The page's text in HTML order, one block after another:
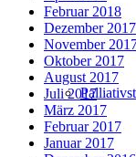
Februar 2018
Dezember 2017
November
Oktober 2017
August 2017
Juli 2017
März 2017
Februar 2017
Januar 2017